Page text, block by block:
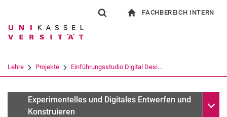
Springe direkt zu: Inhalt
Springe direkt zu: Suche
Springe direkt zu:
Suchbegriff
Suchen (öffnet externen Link in einem
FACHBEREICH INTERN
Lehre Projekte Einführungsstudio Digital Desi...
Winter Semester
Experimentelles und Digitales Entwerfen und
Konstruieren